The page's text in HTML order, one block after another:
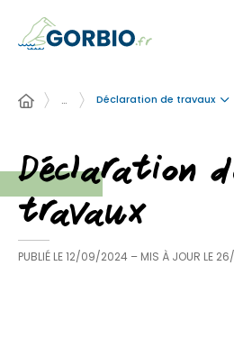
… Déclaration de travaux
Déclaration
travaux
PUBLIÉ LE12/09/2024 – MIS À JOUR LE